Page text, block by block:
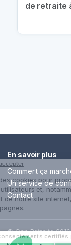
de retraite
En savoir plus
Comment ça
Un service de
Contact
© Cap Retraite
Espace emploi•